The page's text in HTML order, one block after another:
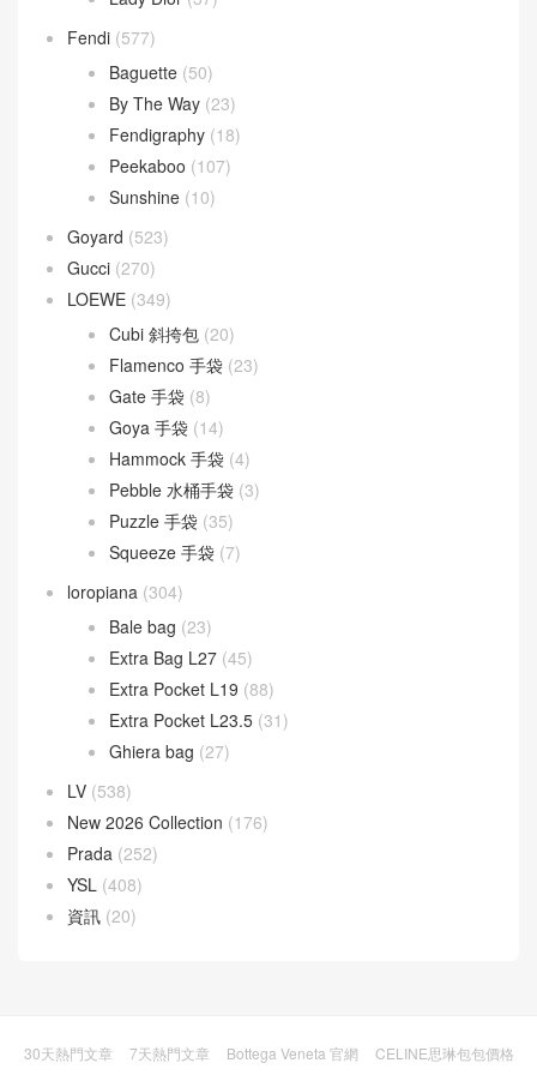
Fendi (577)
Baguette (50)
By The Way (23)
Fendigraphy (18)
Peekaboo (107)
Sunshine (10)
Goyard (523)
Gucci (270)
LOEWE (349)
Cubi 斜挎包 (20)
Flamenco 手袋 (23)
Gate 手袋 (8)
Goya 手袋 (14)
Hammock 手袋 (4)
Pebble 水桶手袋 (3)
Puzzle 手袋 (35)
Squeeze 手袋 (7)
loropiana (304)
Bale bag (23)
Extra Bag L27 (45)
Extra Pocket L19 (88)
Extra Pocket L23.5 (31)
Ghiera bag (27)
LV (538)
New 2026 Collection (176)
Prada (252)
YSL (408)
資訊 (20)
30天熱門文章 7天熱門文章 Bottega Veneta 官網
CELINE思琳包包價格